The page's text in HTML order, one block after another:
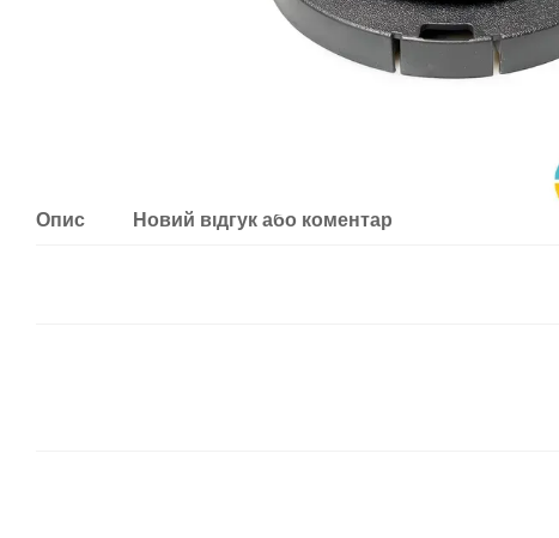
Опис Новий відгук або коментар